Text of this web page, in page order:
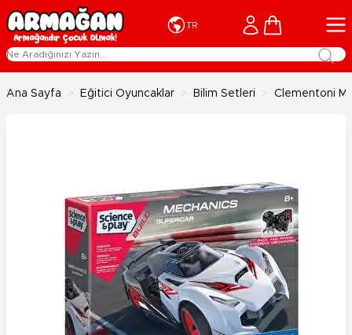
İçeriğe geç
TR Cart
Ana Sayfa > Eğitici Oyuncaklar > Bilim Setleri > Clementoni